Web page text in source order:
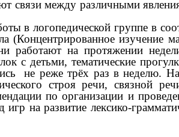
связи между различными
в логопедической группе в
(Концентрированное изучение
работают на протяжении
с детьми, тематические
не реже трёх раз в неделю.
строя речи,
по организации и
на развитие лексико-